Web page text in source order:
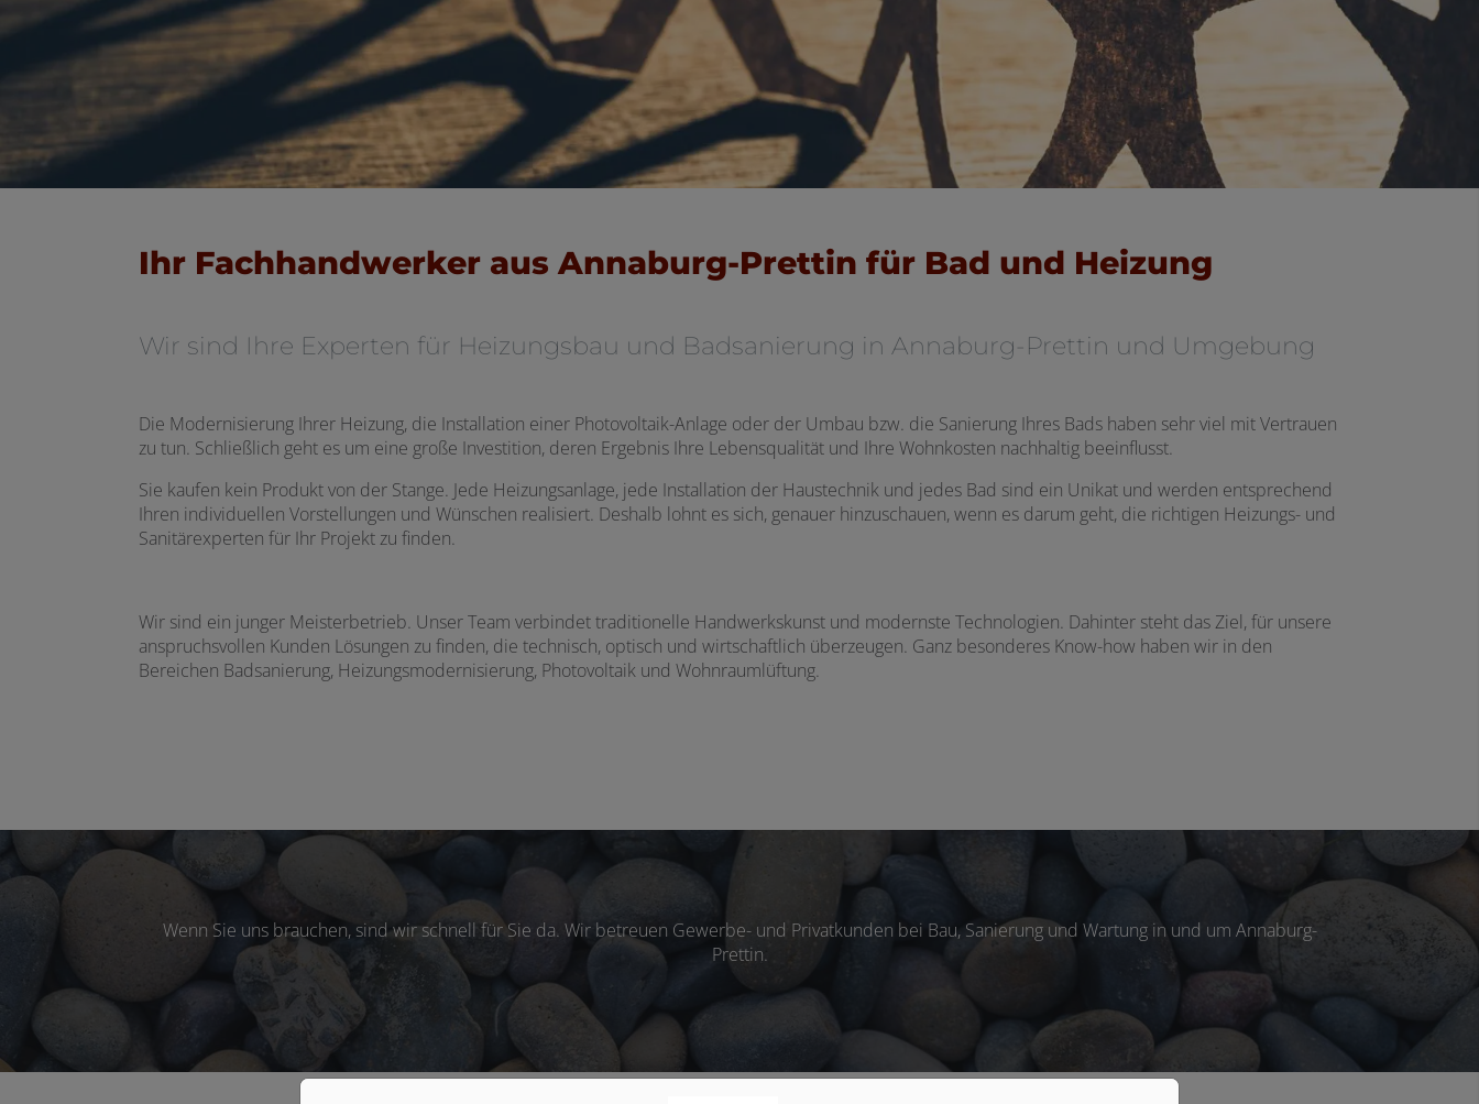
Ihr Fachhandwerker aus Annaburg-Prettin für Bad und Heizung
Wir sind Ihre Experten für Heizungsbau und Badsanierung in Annaburg-Prettin und Umgebung
Die Modernisierung Ihrer Heizung, die Installation einer Photovoltaik-Anlage oder der Umbau bzw. die Sanierung Ihres Bads haben sehr viel mit Vertrauen
zu tun. Schließlich geht es um eine große Investition, deren Ergebnis Ihre Lebensqualität und Ihre Wohnkosten nachhaltig beeinflusst.
Sie kaufen kein Produkt von der Stange. Jede Heizungsanlage, jede Installation der Haustechnik und jedes Bad sind ein Unikat und werden entsprechend
Ihren individuellen Vorstellungen und Wünschen realisiert. Deshalb lohnt es sich, genauer hinzuschauen, wenn es darum geht, die richtigen Heizungs- und
Sanitärexperten für Ihr Projekt zu finden.
Wir sind ein junger Meisterbetrieb. Unser Team verbindet traditionelle Handwerkskunst und modernste Technologien. Dahinter steht das Ziel, für unsere
anspruchsvollen Kunden Lösungen zu finden, die technisch, optisch und wirtschaftlich überzeugen. Ganz besonderes Know-how haben wir in den
Bereichen Badsanierung, Heizungsmodernisierung, Photovoltaik und Wohnraumlüftung.
Wenn Sie uns brauchen, sind wir schnell für Sie da. Wir betreuen Gewerbe- und Privatkunden bei Bau, Sanierung und Wartung in und um Annaburg-
Prettin.